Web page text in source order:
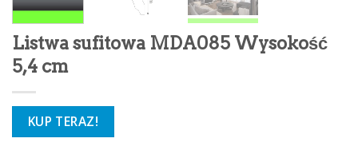
Listwa sufitowa MDA085 Wysokość
5,4 cm
KUP TERAZ!